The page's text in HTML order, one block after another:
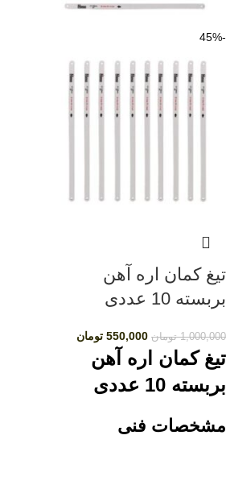
-45%
تیغ کمان اره آهن
بربسته 10 عددی
1,000,000 تومان 550,000 تومان
تیغ کمان اره آهن
بربسته 10 عددی
مشخصات فنی